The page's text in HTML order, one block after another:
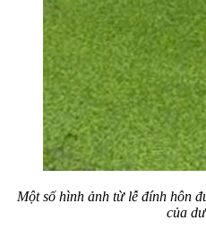
Một số hình ảnh từ lễ đính hôn
của